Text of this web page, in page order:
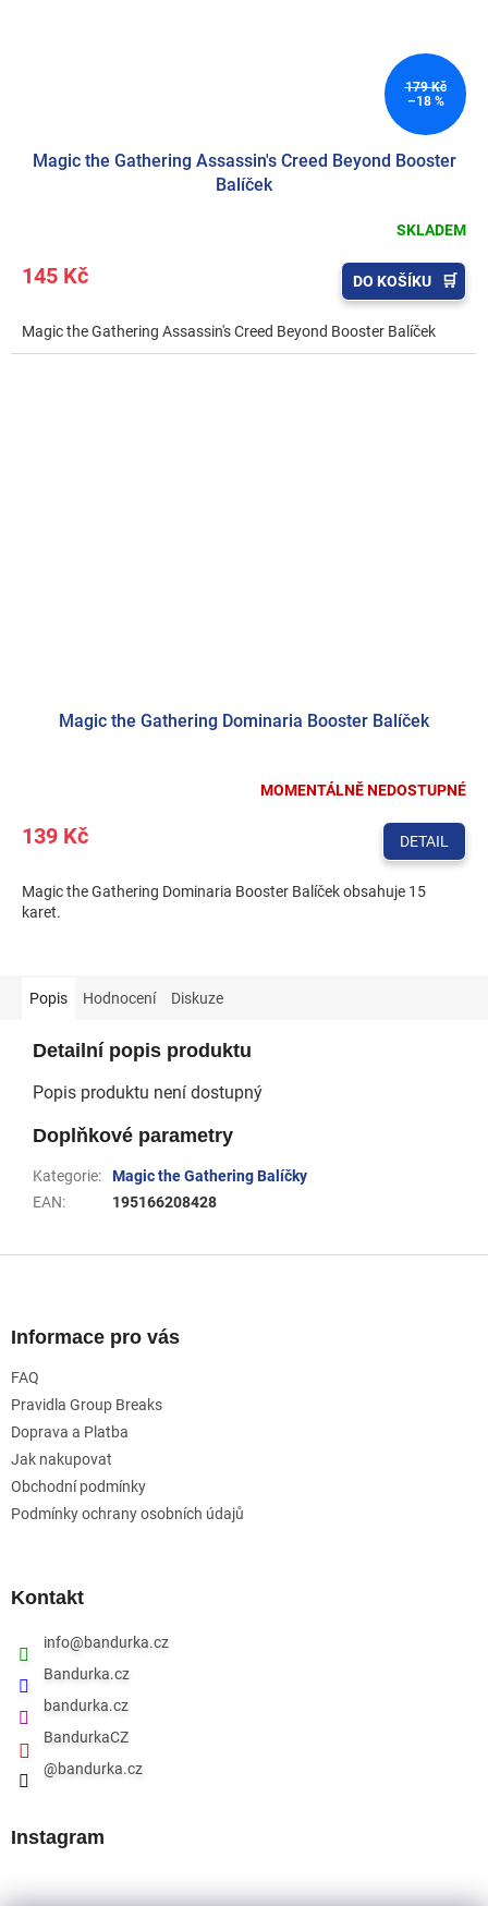
179 Kč
–18 %
Magic the Gathering Assassin's Creed Beyond Booster
Balíček
SKLADEM
145 Kč DO KOŠÍKU
Magic the Gathering Assassin's Creed Beyond Booster Balíček
Magic the Gathering Dominaria Booster Balíček
MOMENTÁLNĚ NEDOSTUPNÉ
139 Kč DETAIL
Magic the Gathering Dominaria Booster Balíček obsahuje 15
karet.
Popis Hodnocení Diskuze
Detailní popis produktu
Popis produktu není dostupný
Doplňkové parametry
Kategorie:
Magic the Gathering Balíčky
EAN: 195166208428
Informace pro vás
FAQ
Pravidla Group Breaks
Doprava a Platba
Jak nakupovat
Obchodní podmínky
Podmínky ochrany osobních údajů
Kontakt
info@bandurka.cz
Bandurka.cz
bandurka.cz
BandurkaCZ
@bandurka.cz
Instagram